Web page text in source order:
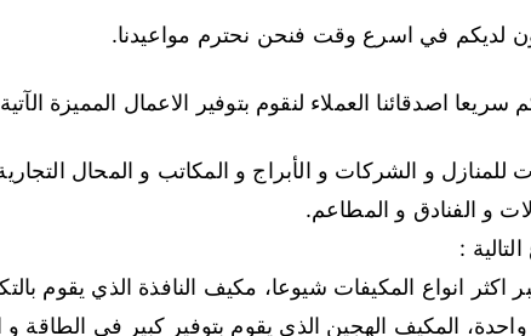
لديكم في اسرع وقت فنحن نحترم مواعيدنا.
اصدقائنا العملاء لنقوم بتوفير الاعمال المميزة
للمنازل و الشركات و الأبراج و المكاتب و المحال
و الفنادق و المطاعم.
:
اكثر انواع المكيفات شيوعا، مكيف النافذة الذي يقوم
المكيف الهجين الذي يقوم بتوفير كبير في الطاقة و